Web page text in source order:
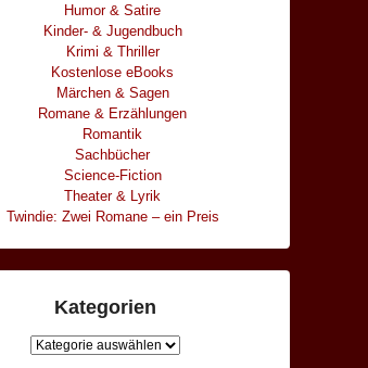
Humor & Satire
Kinder- & Jugendbuch
Krimi & Thriller
Kostenlose eBooks
Märchen & Sagen
Romane & Erzählungen
Romantik
Sachbücher
Science-Fiction
Theater & Lyrik
Twindie: Zwei Romane – ein Preis
Kategorien
Kategorien